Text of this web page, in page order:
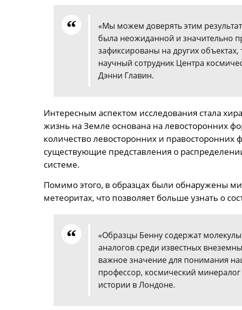
«Мы можем доверять этим
была неожиданной и значительно
зафиксированы на других
научный сотрудник Центра
Дэнни Главин.
Интересным аспектом исследования стала
жизнь на Земле основана на левосторонних
количество левосторонних и правосторонних
существующие представления о
системе.
Помимо этого, в образцах были обнаружены
метеоритах, что позволяет больше узнать о
«Образцы Бенну содержат
аналогов среди известных
важное значение для понимания
профессор, космический
истории в Лондоне.